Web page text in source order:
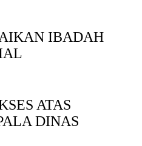
IBADAH
ATAS
DINAS